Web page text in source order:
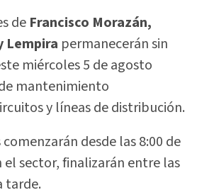
de Francisco Morazán,
Lempira permanecerán sin
miércoles 5 de agosto
mantenimiento
y líneas de distribución.
desde las 8:00 de
el sector, finalizarán entre las
tarde.